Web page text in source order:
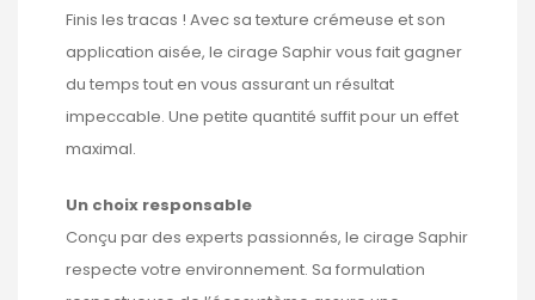
Finis les tracas ! Avec sa texture crémeuse et son
application aisée, le cirage Saphir vous fait gagner
du temps tout en vous assurant un résultat
impeccable. Une petite quantité suffit pour un effet
maximal.
Un choix responsable
Conçu par des experts passionnés, le cirage Saphir
respecte votre environnement. Sa formulation